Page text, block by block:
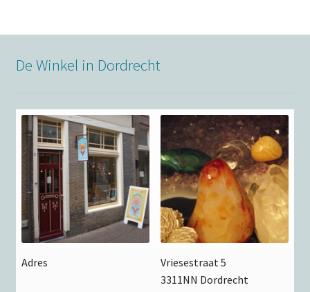
De Winkel in Dordrecht
Adres
Vriesestraat 5
3311NN Dordrecht